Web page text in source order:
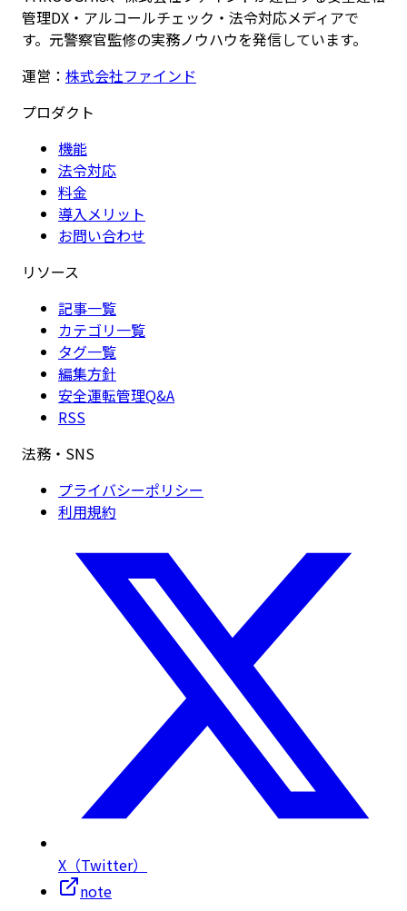
管理DX・アルコールチェック・法令対応メディアで
す。元警察官監修の実務ノウハウを発信しています。
運営： 株式会社ファインド
プロダクト
機能
法令対応
料金
導入メリット
お問い合わせ
リソース
記事一覧
カテゴリ一覧
タグ一覧
編集方針
安全運転管理Q&A
RSS
法務・SNS
プライバシーポリシー
利用規約
X（Twitter）
note